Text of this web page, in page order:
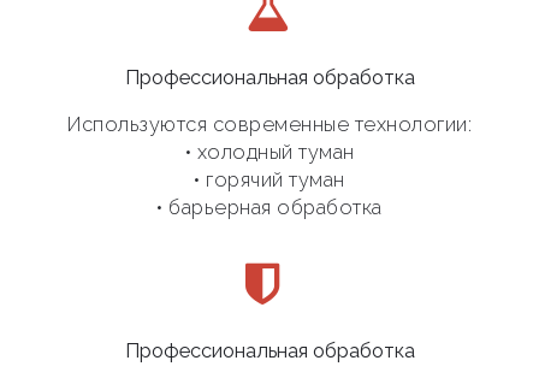
Профессиональная обработка
Используются современные технологии:
• холодный туман
• горячий туман
• барьерная обработка
Профессиональная обработка